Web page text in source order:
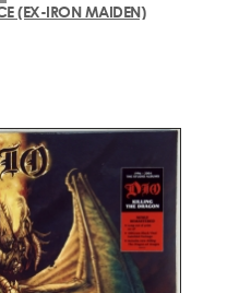
(EX-IRON MAIDEN)